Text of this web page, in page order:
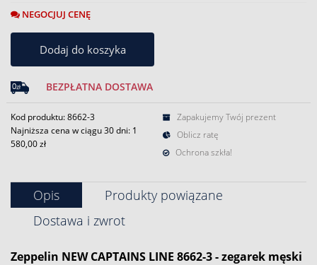
NEGOCJUJ CENĘ
Dodaj do koszyka
BEZPŁATNA DOSTAWA
Kod produktu: 8662-3
Najniższa cena w ciągu 30 dni: 1
580,00 zł
Zapakujemy Twój prezent
Oblicz ratę
Ochrona szkła!
Opis
Produkty powiązane
Dostawa i zwrot
Zeppelin NEW CAPTAINS LINE 8662-3- zegarek męski